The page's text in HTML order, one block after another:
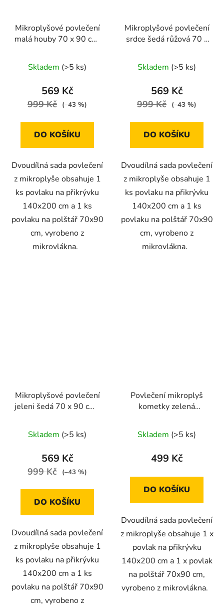
Mikroplyšové povlečení
malá houby 70 x 90 cm,
Skladem (>5 ks)
569 Kč
999 Kč (–43 %)
DO KOŠÍKU
Dvoudílná sada povlečení
z mikroplyše obsahuje 1
ks povlaku na přikrývku
140x200 cm a 1 ks
povlaku na polštář 70x90
cm, vyrobeno z
mikrovlákna.
Mikroplyšové povlečení
srdce šedá růžová 70 x
Skladem (>5 ks)
569 Kč
999 Kč (–43 %)
DO KOŠÍKU
Dvoudílná sada povlečení
z mikroplyše obsahuje 1
ks povlaku na přikrývku
140x200 cm a 1 ks
povlaku na polštář 70x90
cm, vyrobeno z
mikrovlákna.
Mikroplyšové povlečení
jeleni šedá 70 x 90 cm ,
Skladem (>5 ks)
569 Kč
999 Kč (–43 %)
DO KOŠÍKU
Dvoudílná sada povlečení
z mikroplyše obsahuje 1
ks povlaku na přikrývku
140x200 cm a 1 ks
povlaku na polštář 70x90
cm, vyrobeno z
Povlečení mikroplyš
kometky zelená
Skladem (>5 ks)
499 Kč
DO KOŠÍKU
Dvoudílná sada povlečení
z mikroplyše obsahuje 1 x
povlak na přikrývku
140x200 cm a 1 x povlak
na polštář 70x90 cm,
vyrobeno z mikrovlákna.